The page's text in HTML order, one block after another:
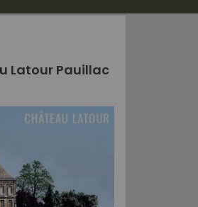
Latour Pauillac